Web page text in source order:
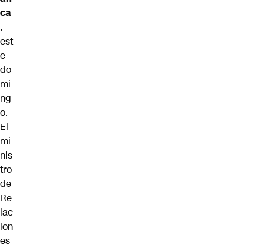
ca
,
est
e
do
mi
ng
o.
El
mi
nis
tro
de
Re
lac
ion
es